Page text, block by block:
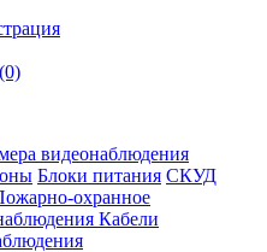
видеонаблюдения
Блоки питания СКУД
охранное
Кабели